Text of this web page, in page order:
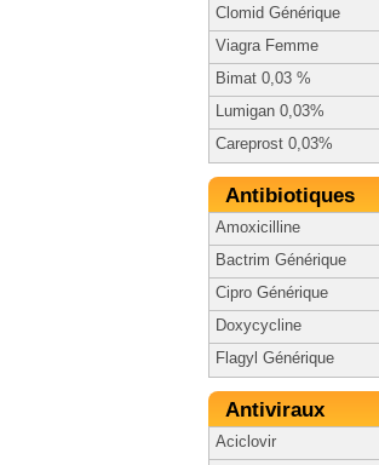
Clomid Générique
Viagra Femme
Bimat 0,03 %
Lumigan 0,03%
Careprost 0,03%
Antibiotiques
Amoxicilline
Bactrim Générique
Cipro Générique
Doxycycline
Flagyl Générique
Antiviraux
Aciclovir